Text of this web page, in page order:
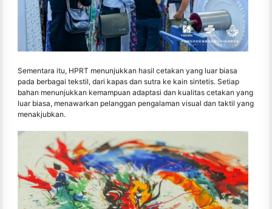
Sementara itu, HPRT menunjukkan hasil cetakan yang luar biasa
pada berbagai tekstil, dari kapas dan sutra ke kain sintetis. Setiap
bahan menunjukkan kemampuan adaptasi dan kualitas cetakan yang
luar biasa, menawarkan pelanggan pengalaman visual dan taktil yang
menakjubkan.